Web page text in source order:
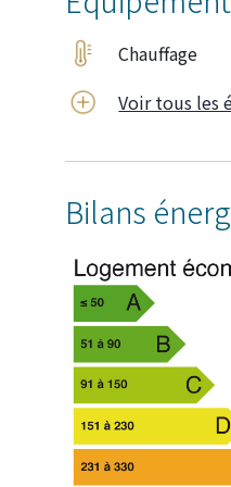
Chauffage
Voir tous les
Bilans